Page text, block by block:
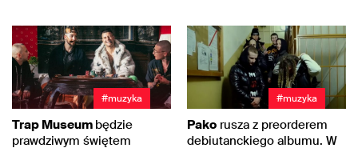
#muzyka
Trap Museum będzie
prawdziwym świętem
#muzyka
Pako rusza z preorderem
debiutanckiego albumu. W